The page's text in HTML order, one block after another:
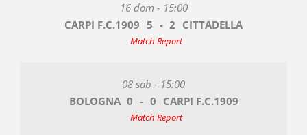
16 dom - 15:00
CARPI F.C.1909 5 - 2 CITTADELLA
Match Report
08 sab - 15:00
BOLOGNA 0 - 0 CARPI F.C.1909
Match Report